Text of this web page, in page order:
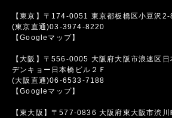
【東京】〒174-0051 東京都板橋区小豆沢
(東京直通)03-3974-8220
【Googleマップ】
【大阪】〒556-0005 大阪府大阪市浪速区
デンキョー日本橋ビル２Ｆ
(大阪直通)06-6533-7188
【Googleマップ】
【東大阪】〒577-0836 大阪府東大阪市渋